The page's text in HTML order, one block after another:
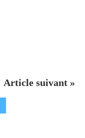
Article suivant »